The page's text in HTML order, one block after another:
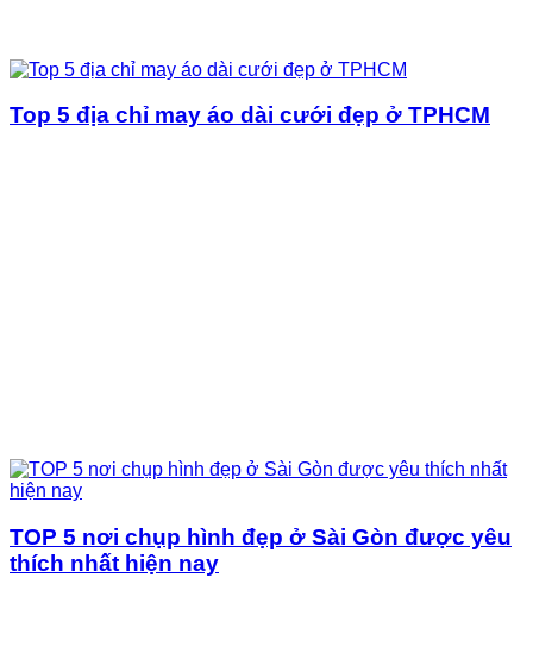
Top 5 địa chỉ may áo dài cưới đẹp ở TPHCM
TOP 5 nơi chụp hình đẹp ở Sài Gòn được yêu
thích nhất hiện nay